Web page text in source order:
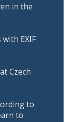
in the
EXIF
Czech
to
to